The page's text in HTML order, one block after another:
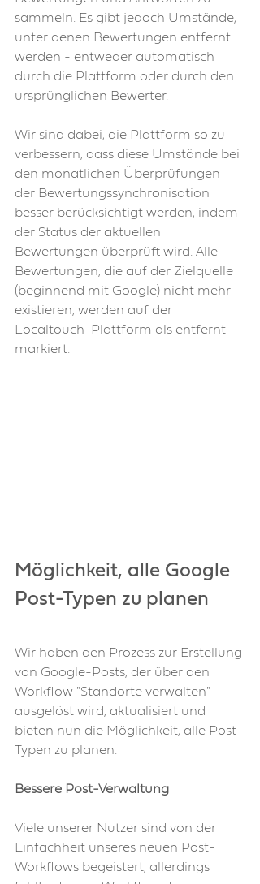
sammeln. Es gibt jedoch Umstände,
unter denen Bewertungen entfernt
werden - entweder automatisch
durch die Plattform oder durch den
ursprünglichen Bewerter.
Wir sind dabei, die Plattform so zu
verbessern, dass diese Umstände bei
den monatlichen Überprüfungen
der Bewertungssynchronisation
besser berücksichtigt werden, indem
der Status der aktuellen
Bewertungen überprüft wird. Alle
Bewertungen, die auf der Zielquelle
(beginnend mit Google) nicht mehr
existieren, werden auf der
Localtouch-Plattform als entfernt
markiert.
Möglichkeit, alle Google
Post-Typen zu planen
Wir haben den Prozess zur Erstellung
von Google-Posts, der über den
Workflow "Standorte verwalten"
ausgelöst wird, aktualisiert und
bieten nun die Möglichkeit, alle Post-
Typen zu planen.
Bessere Post-Verwaltung
Viele unserer Nutzer sind von der
Einfachheit unseres neuen Post-
Workflows begeistert, allerdings